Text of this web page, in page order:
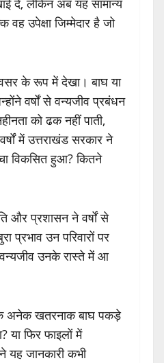
दें, लेकिन अब यह सामान्य
उपेक्षा जिम्मेदार है जो
के रूप में देखा। बाघ या
वर्षों से वन्यजीव प्रबंधन
को ढक नहीं पाती,
में उत्तराखंड सरकार ने
विकसित हुआ? कितने
और प्रशासन ने वर्षों से
प्रभाव उन परिवारों पर
उनके रास्ते में आ
कि अनेक खतरनाक बाघ पकड़े
या फिर फाइलों में
यह जानकारी कभी